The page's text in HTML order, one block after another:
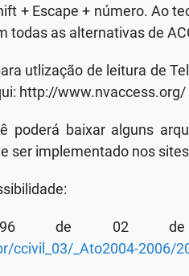
+ Escape + número. Ao
todas as alternativas de
utlização de leitura de
http://www.nvaccess.org/
poderá baixar alguns
ser implementado nos
de 02 de
ccivil_03/_Ato2004-2006/